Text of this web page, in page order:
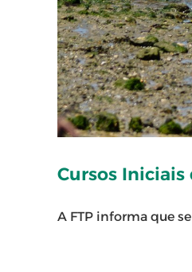
Cursos Iniciais
A FTP informa que